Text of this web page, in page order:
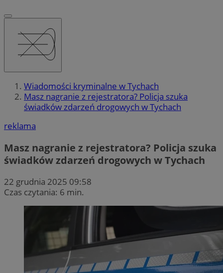
Wiadomości kryminalne w Tychach
Masz nagranie z rejestratora? Policja szuka
świadków zdarzeń drogowych w Tychach
reklama
Masz nagranie z rejestratora? Policja szuka
świadków zdarzeń drogowych w Tychach
22 grudnia 2025 09:58
Czas czytania: 6 min.